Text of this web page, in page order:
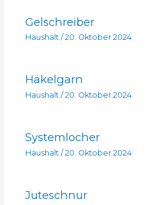
Gelschreiber
Haushalt / 20. Oktober 2024
Häkelgarn
Haushalt /20. Oktober 2024
Systemlocher
Haushalt /20. Oktober 2024
Juteschnur